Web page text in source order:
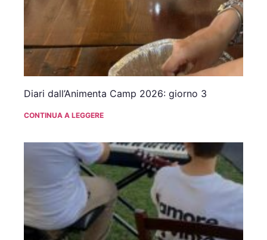
Diari dall’Animenta Camp 2026: giorno 3
CONTINUA A LEGGERE